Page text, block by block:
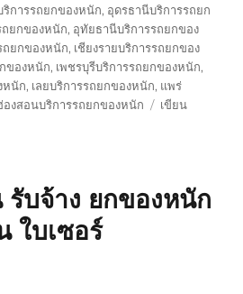
ริการรถยกของหนัก, อุดรธานีบริการรถยก
ถยกของหนัก, อุทัยธานีบริการรถยกของ
ถยกของหนัก, เชียงรายบริการรถยกของ
ของหนัก, เพชรบุรีบริการรถยกของหนัก,
หนัก, เลยบริการรถยกของหนัก, แพร่
องสอนบริการรถยกของหนัก
เขียน
รับจ้าง ยกของหนัก
ใบเซอร์